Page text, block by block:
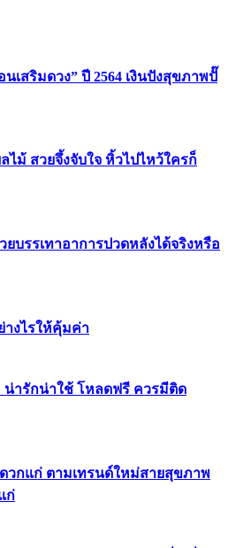
เสริมดวง” ปี 2564 เงินปังสุขภาพปั๊
ไม้ สวยจึ้งจับใจ หิ้วไปไหว้ใครก็
ยบรรเทาอาการปวดหลังได้จริงหรือ
างไรให้คุ้มค่า
น่ารักน่าใช้ โหลดฟรี ควรมีติด
วกแก่ ตามเทรนด์ใหม่สายสุขภาพ
ก่